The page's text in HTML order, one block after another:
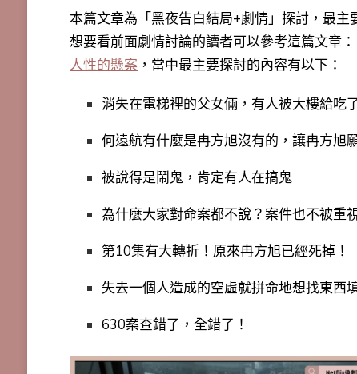
本篇文章為「黑夜告白結局+劇情」探討，最主
想要看前面劇情討論的讀者可以參考這篇文章：
人性的懸案 ， 當中最主要探討的內容有以下：
消失在電梯裡的父女倆，有人被大樓給吃
何遠航有什麼是冉方旭沒有的，讓冉方旭
被說得是鬧鬼，肯定有人在搞鬼
為什麼大家對命案都不說？案件也不被重
第10集有大轉折！原來冉方旭已經死掉！
失去一個人造成的空虛就拼命地想找東西
630案查錯了，全錯了！